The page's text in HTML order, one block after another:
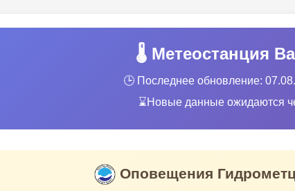
🌡️ Метеостанция
🕒 Последнее обновление:
⌛Новые данные ожидаются
Оповещения